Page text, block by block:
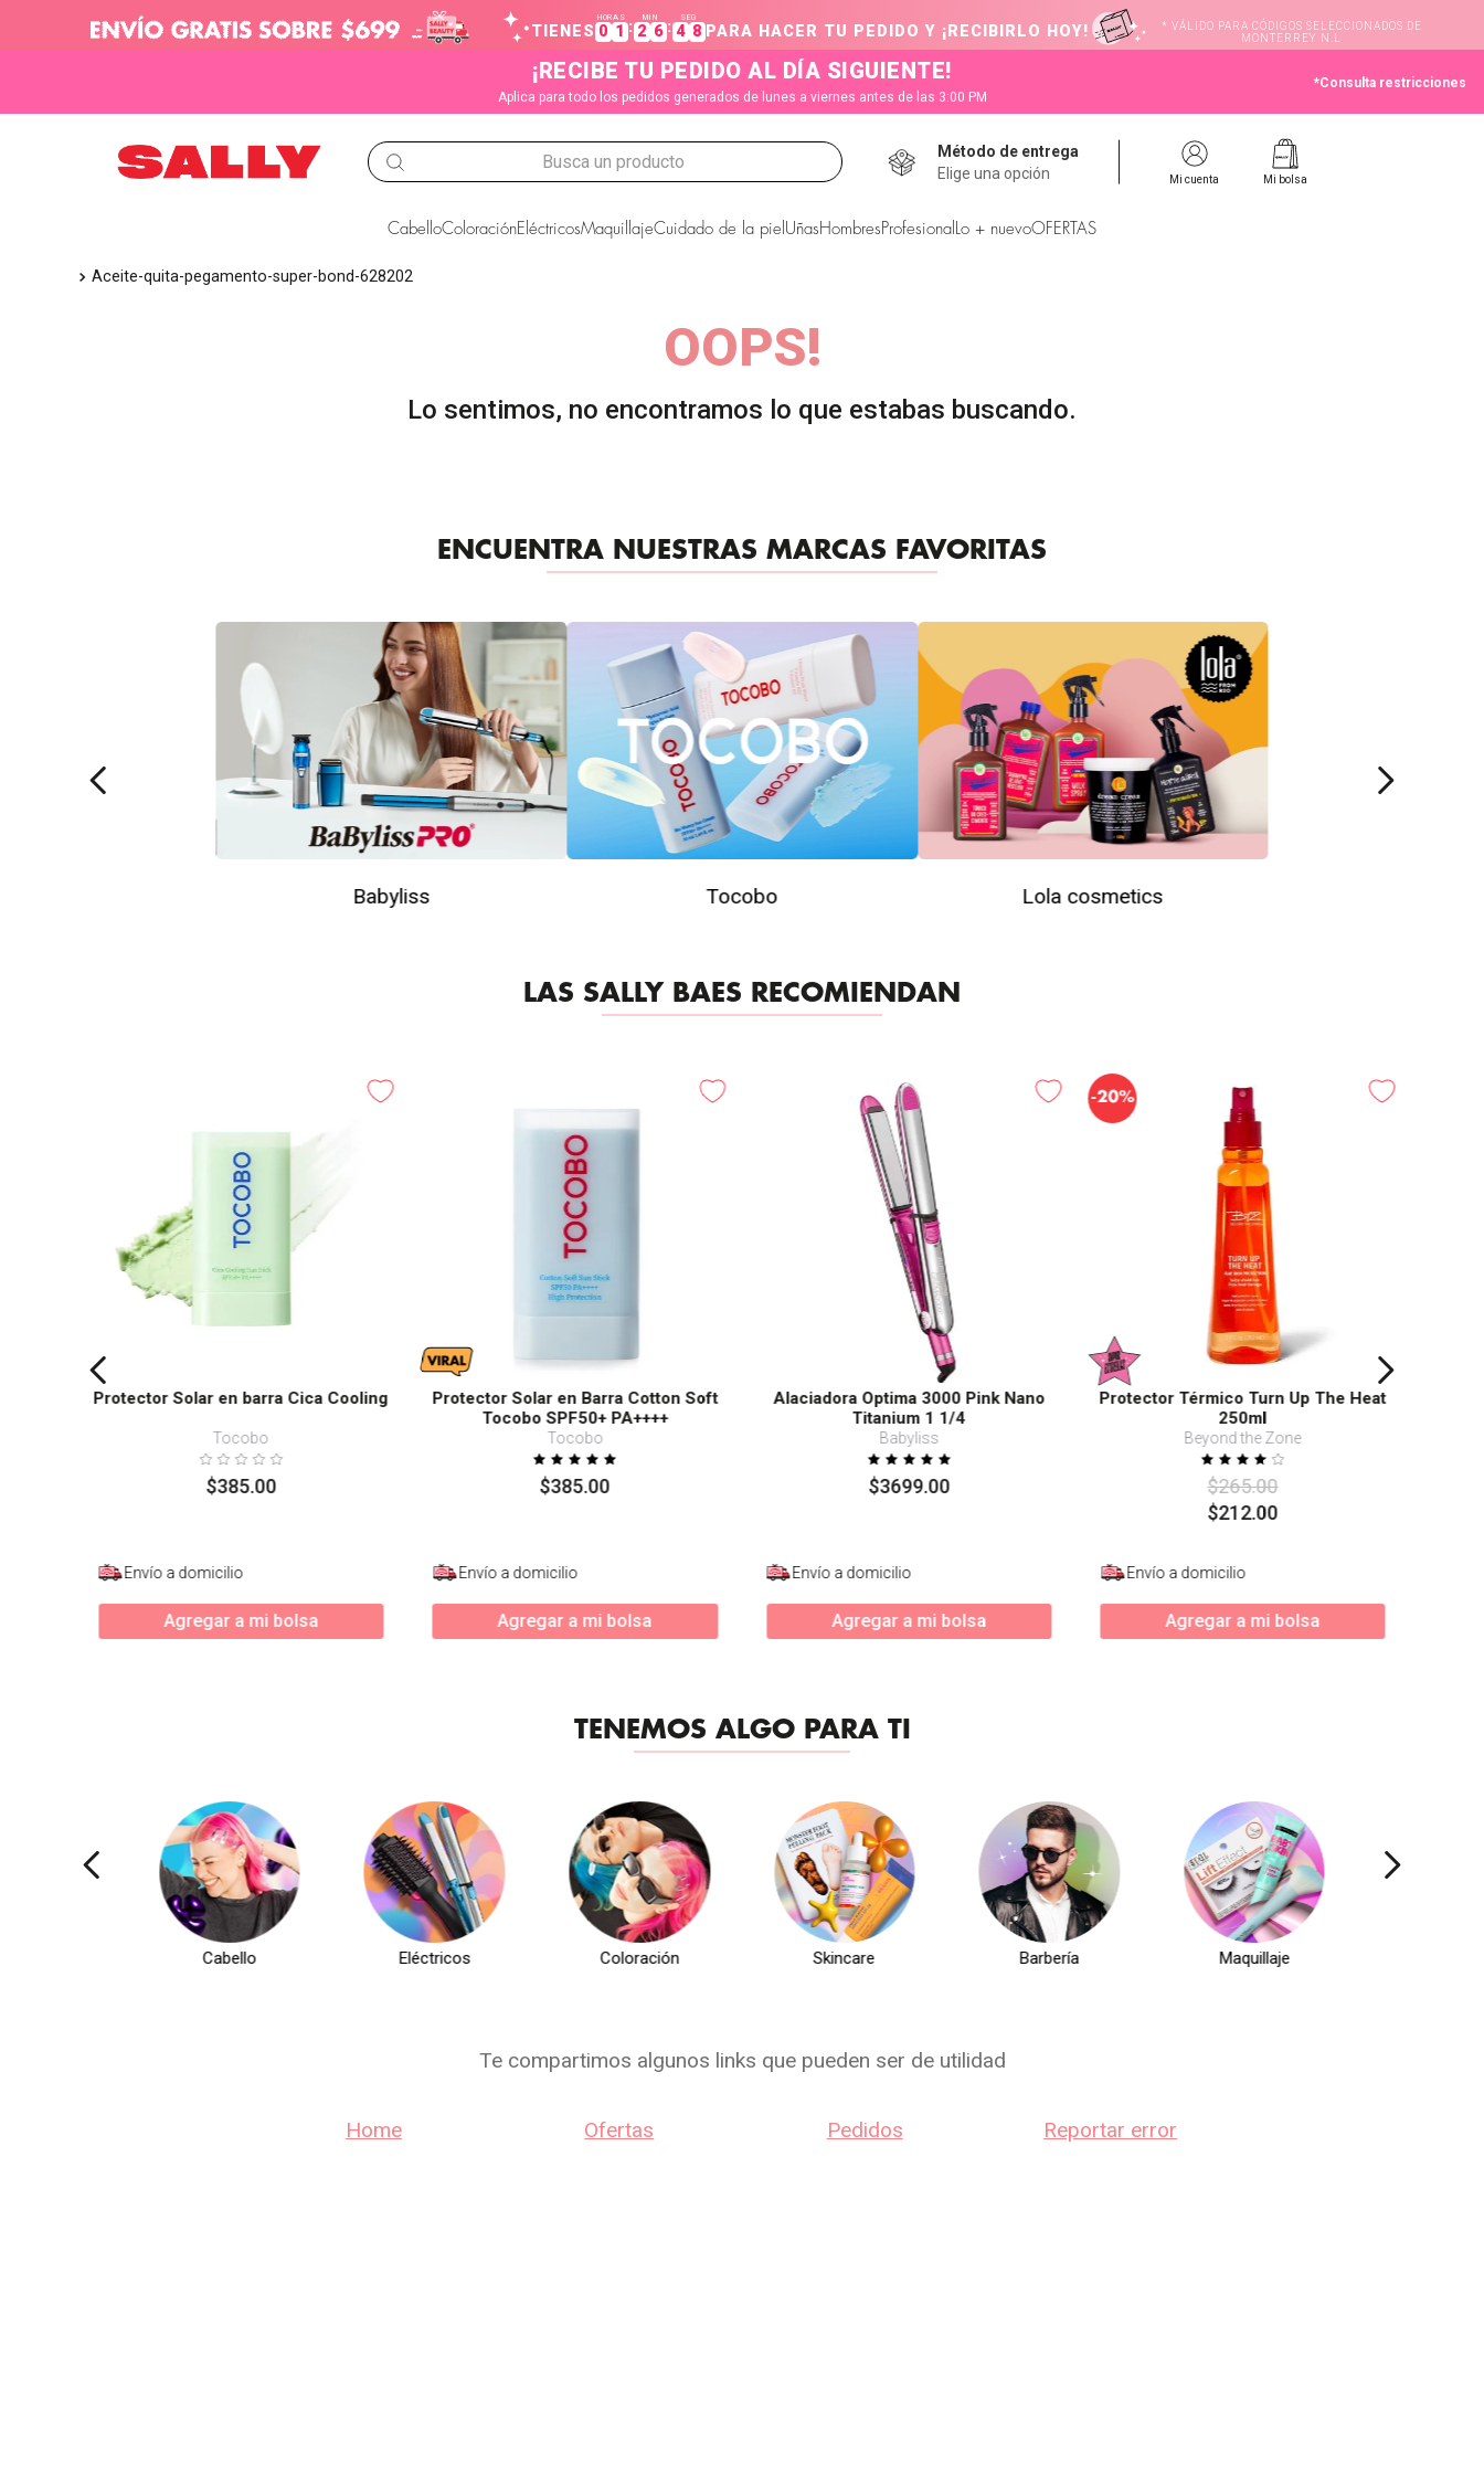
TIENES
HORAS
0 1 :
MIN
2 6:
SEG
4 7 PARA HACER TU PEDIDO Y ¡RECIBIRLO HOY!
* VÁLIDO PARA CÓDIGOS SELECCIONADOS DE
MONTERREY N.L
¡RECIBE TU PEDIDO AL DÍA SIGUIENTE!
Aplica para todo los pedidos generados de lunes a viernes antes de las 3:00 PM
*Consulta restricciones
Busca un producto
Método de entrega
Elige una opción
Mi cuenta Mi bolsa
CabelloColoraciónEléctricosMaquillajeCuidado de la piel Uñas Hombres Profesional Lo + nuevoOFERTAS
aceite-quita-pegamento-super-bond-628202
OOPS!
ENCUENTRA NUESTRAS MARCAS FAVORITAS
Babyliss Tocobo Lola cosmetics
LAS SALLY BAES RECOMIENDAN
Protector Solar en barra Cica Cooling
Tocobo
$385.00
Envío a domicilio
Agregar a mi bolsa
Protector Solar en Barra Cotton Soft
Tocobo SPF50+ PA++++
Tocobo
$385.00
Envío a domicilio
Agregar a mi bolsa
Alaciadora Optima 3000 Pink Nano
Titanium 1 1/4
Babyliss
$3699.00
Envío a domicilio
Agregar a mi bolsa
-20%
Protector Térmico Turn Up The Heat
250ml
Beyond the Zone
$265.00
$212.00
Envío a domicilio
Agregar a mi bolsa
TENEMOS ALGO PARA TI
Cabello Eléctricos Coloración Skincare Barbería Maquillaje
Te compartimos algunos links que pueden ser de utilidad
Home Ofertas Pedidos Reportar error
TÉRMINOS MÁS BUSCADOS